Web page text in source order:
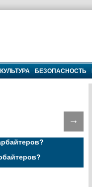
КУЛЬТУРА БЕЗОПАСНОСТЬ
→